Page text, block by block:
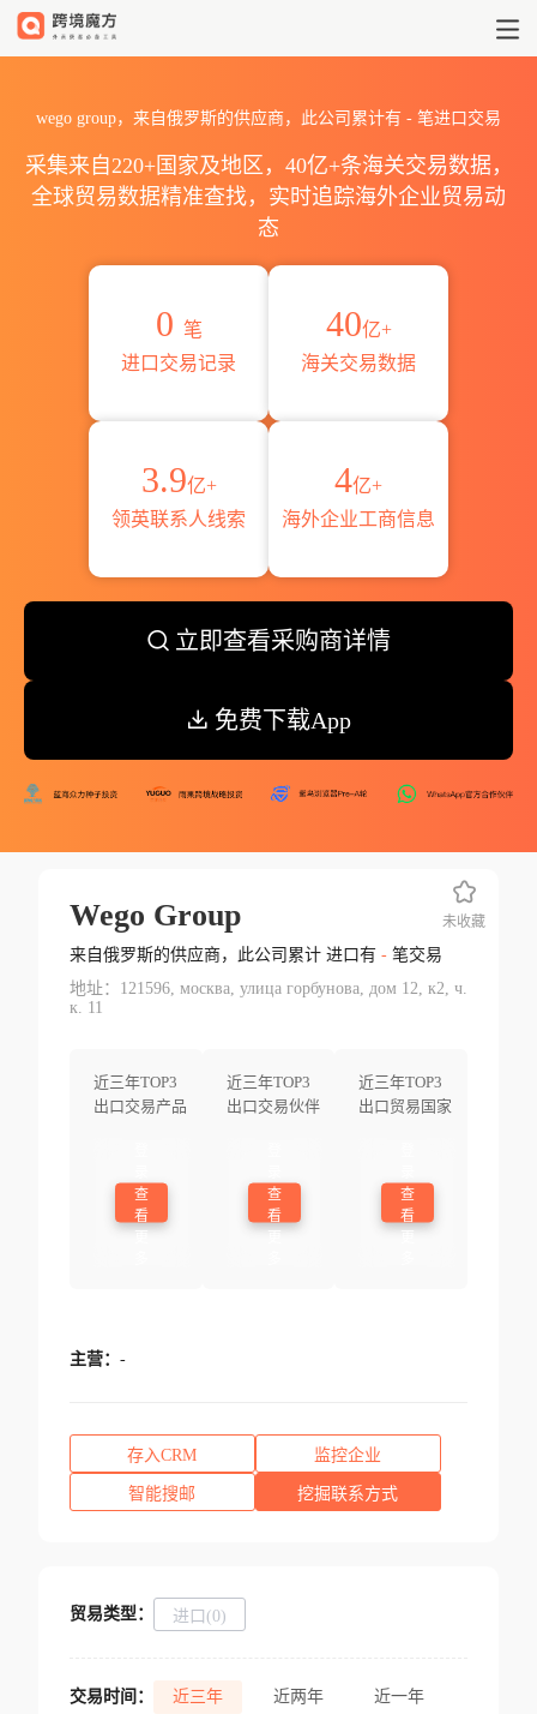
wego group，来自俄罗斯的供应商，此公司累计有 - 笔进口交易
采集来自220+国家及地区，40亿+条海关交易数据，
全球贸易数据精准查找，实时追踪海外企业贸易动
态
0 笔
进口交易记录
40亿+
海关交易数据
3.9亿+
领英联系人线索
4亿+
海外企业工商信息
立即查看采购商详情
免费下载App
Wego Group
来自俄罗斯的供应商，此公司累计 进口有 -笔交易
地址：121596, москва, улица горбунова, дом 12, к2, ч.
к. 11
近三年TOP3
出口交易产品
查
看
近三年TOP3
出口交易伙伴
查
看
近三年TOP3
出口贸易国家
查
看
未收藏
主营： -
存入CRM 监控企业
智能搜邮 挖掘联系方式
贸易类型： 进口(0)
交易时间： 近三年 近两年 近一年